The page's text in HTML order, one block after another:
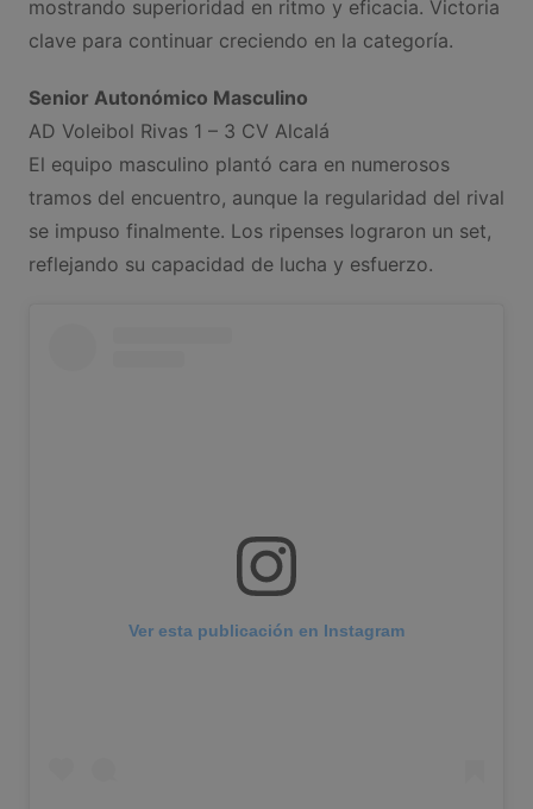
mostrando superioridad en ritmo y eficacia. Victoria
clave para continuar creciendo en la categoría.
Senior Autonómico Masculino
AD Voleibol Rivas 1 – 3 CV Alcalá
El equipo masculino plantó cara en numerosos
tramos del encuentro, aunque la regularidad del rival
se impuso finalmente. Los ripenses lograron un set,
reflejando su capacidad de lucha y esfuerzo.
Ver esta publicación en Instagram